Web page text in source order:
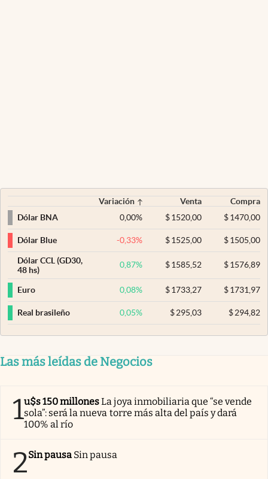
Variación Venta
Compra
Dólar BNA
0,00% $ 1520,00 $1470,00
Dólar Blue -0,33% $ 1525,00 $1505,00
Dólar CCL (GD30,
48 hs)
0,87% $ 1585,52 $1576,89
Euro 0,08% $ 1733,27 $1731,97
Real brasileño 0,05% $ 295,03 $294,82
Las más leídas de Negocios
1u$s 150 millonesLa joya inmobiliaria que “se vende
sola”: será la nueva torre más alta del país y dará
100% al río
2Sin pausa Sin pausa